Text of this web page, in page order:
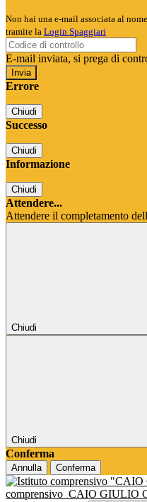
Non hai una e-mail associata al
tramite la Login Spaggiari
E-mail inviata, si prega di
Errore
Chiudi
Successo
Chiudi
Informazione
Chiudi
Attendere...
Attendere il completamento
Chiudi
Chiudi
Conferma
Annulla Conferma
comprensivo CAIO GIULIO